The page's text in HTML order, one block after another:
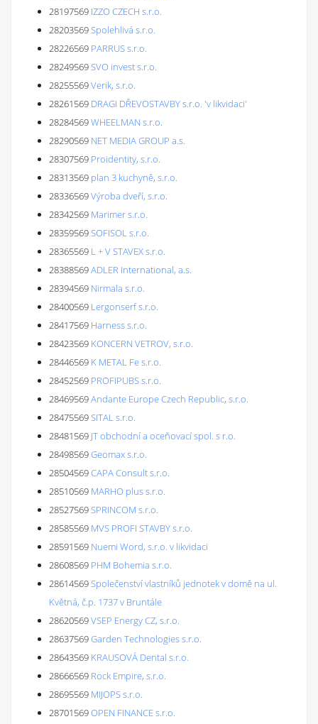
28197569 IZZO CZECH s.r.o.
28203569Spolehlivá s.r.o.
28226569 PARRUS s.r.o.
28249569SVO invest s.r.o.
28255569Verik, s.r.o.
28261569 DRAGI DŘEVOSTAVBY s.r.o. 'v likvidaci'
28284569WHEELMAN s.r.o.
28290569 NET MEDIA GROUP a.s.
28307569 Proidentity, s.r.o.
28313569 plan 3 kuchyně, s.r.o.
28336569Výroba dveří, s.r.o.
28342569 Marimer s.r.o.
28359569SOFISOL s.r.o.
28365569 L + V STAVEX s.r.o.
28388569ADLER International, a.s.
28394569 Nirmala s.r.o.
28400569 Lergonserf s.r.o.
28417569 Harness s.r.o.
28423569 KONCERN VETROV, s.r.o.
28446569 K METAL Fe s.r.o.
28452569 PROFIPUBS s.r.o.
28469569Andante Europe Czech Republic, s.r.o.
28475569SITAL s.r.o.
28481569 JT obchodní a oceňovací spol. s r.o.
28498569Geomax s.r.o.
28504569CAPA Consult s.r.o.
28510569 MARHO plus s.r.o.
28527569SPRINCOM s.r.o.
28585569 MVS PROFI STAVBY s.r.o.
28591569 Nuemi Word, s.r.o. v likvidaci
28608569 PHM Bohemia s.r.o.
28614569Společenství vlastníků jednotek v domě na ul.
Květná, č.p. 1737 v Bruntále
28620569VSEP Energy CZ, s.r.o.
28637569Garden Technologies s.r.o.
28643569 KRAUSOVÁ Dental s.r.o.
28666569 Rock Empire, s.r.o.
28695569 MIJOPS s.r.o.
28701569OPEN FINANCE s.r.o.